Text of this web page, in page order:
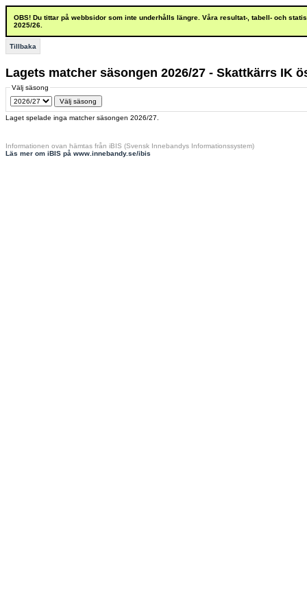
OBS! Du tittar på webbsidor som inte underhålls längre. Våra resultat-, tabell- och
2025/26.
Tillbaka
Lagets matcher säsongen 2026/27 - Skattkärrs IK
Välj säsong
Laget spelade inga matcher säsongen 2026/27.
Informationen ovan hämtas från iBIS (Svensk Innebandys Informationssystem)
Läs mer om iBIS på www.innebandy.se/ibis